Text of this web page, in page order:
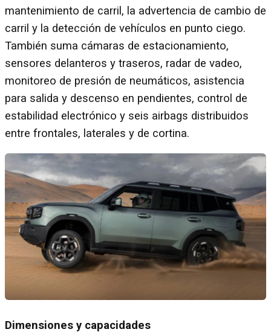
mantenimiento de carril, la advertencia de cambio de
carril y la detección de vehículos en punto ciego.
También suma cámaras de estacionamiento,
sensores delanteros y traseros, radar de vadeo,
monitoreo de presión de neumáticos, asistencia
para salida y descenso en pendientes, control de
estabilidad electrónico y seis airbags distribuidos
entre frontales, laterales y de cortina.
Dimensiones y capacidades